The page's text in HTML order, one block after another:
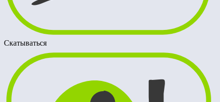
Скатываться